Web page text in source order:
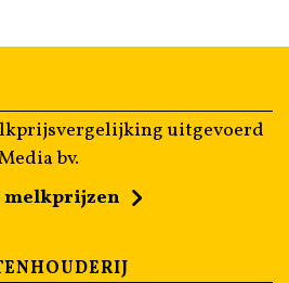
uitgevoerd
bv.
melkprijzen